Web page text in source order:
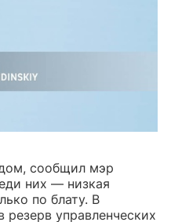
сообщил мэр
них — низкая
по блату. В
управленческих